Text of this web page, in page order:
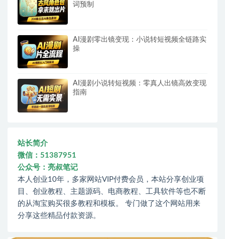
词预制
AI漫剧零出镜变现：小说转短视频全链路实
操
AI漫剧小说转短视频：零真人出镜高效变现
指南
站长简介
微信：51387951
公众号：亮叔笔记
本人创业10年，多家网站VIP付费会员，本站分享创业项
目、创业教程、主题源码、电商教程、工具软件等也不断
的从淘宝购买很多教程和模板。 专门做了这个网站用来
分享这些精品付款资源。